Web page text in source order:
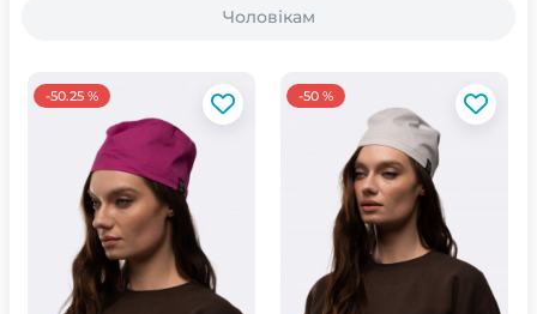
Чоловікам
-50.25 % -50 %